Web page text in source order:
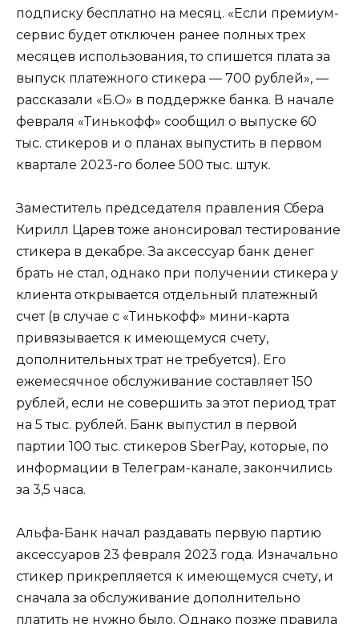
подписку бесплатно на месяц. «Если премиум-
сервис будет отключен ранее полных трех
месяцев использования, то спишется плата за
выпуск платежного стикера — 700 рублей», —
рассказали «Б.О» в поддержке банка. В начале
февраля «Тинькофф» сообщил о выпуске 60
тыс. стикеров и о планах выпустить в первом
квартале 2023-го более 500 тыс. штук.
Заместитель председателя правления Сбера
Кирилл Царев тоже анонсировал тестирование
стикера в декабре. За аксессуар банк денег
брать не стал, однако при получении стикера у
клиента открывается отдельный платежный
счет (в случае с «Тинькофф» мини-карта
привязывается к имеющемуся счету,
дополнительных трат не требуется). Его
ежемесячное обслуживание составляет 150
рублей, если не совершить за этот период трат
на 5 тыс. рублей. Банк выпустил в первой
партии 100 тыс. стикеров SberPay, которые, по
информации в Телеграм-канале, закончились
за 3,5 часа.
Альфа-Банк начал раздавать первую партию
аксессуаров 23 февраля 2023 года. Изначально
стикер прикрепляется к имеющемуся счету, и
сначала за обслуживание дополнительно
платить не нужно было. Однако позже правила